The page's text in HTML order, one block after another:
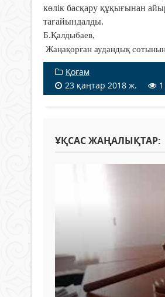
көлік басқару құқығынан
тағайындалды.
Б.Қалдыбаев,
Жаңақорған аудандық
Қоғам
23 қаңтар 2018 ж.
ҰҚСАС ЖАҢАЛЫҚТАР: